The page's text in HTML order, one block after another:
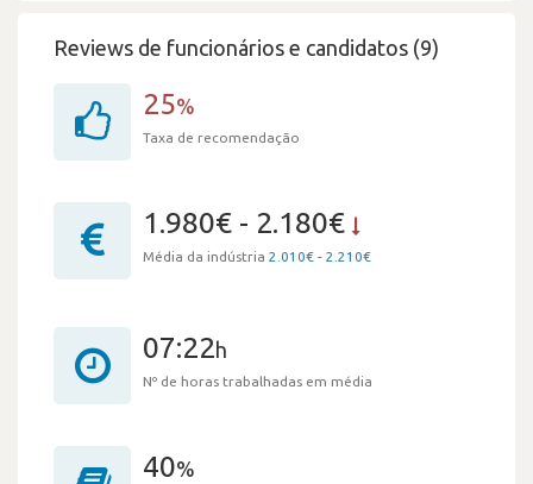
Reviews de funcionários e candidatos (9)
25%
Taxa de recomendação
1.980€ - 2.180€
Média da indústria 2.010€ - 2.210€
07:22h
Nº de horas trabalhadas em média
40%